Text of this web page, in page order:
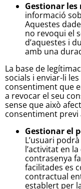
Gestionar les
informació
Aquestes
no revoqui el
d’aquestes i
amb una
La base de
socials i enviar-li
consentiment que
a revocar el seu
sense que això
consentiment previ
Gestionar el
L’usuari
l’activitat en
contrasenya
facilitades es
contractual
establert per